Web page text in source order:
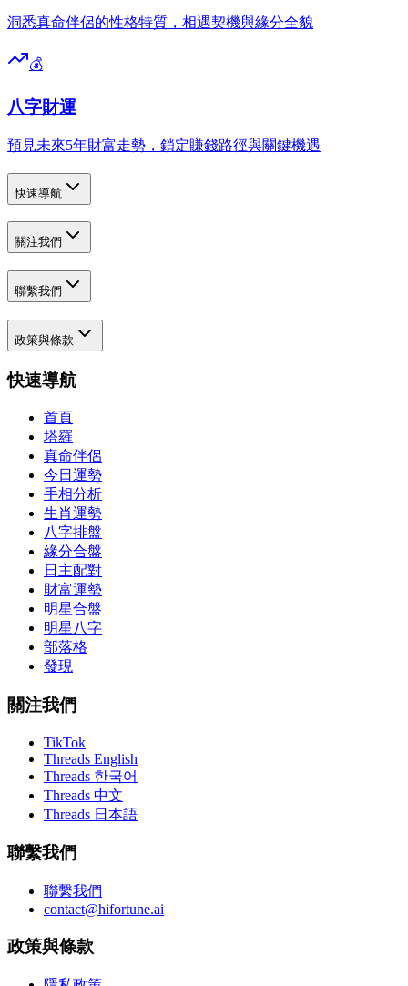
洞悉真命伴侶的性格特質，相遇契機與緣分全貌
💰
八字財運
預見未來5年財富走勢，鎖定賺錢路徑與關鍵機遇
快速導航
關注我們
聯繫我們
政策與條款
快速導航
首頁
塔羅
真命伴侶
今日運勢
手相分析
生肖運勢
八字排盤
緣分合盤
日主配對
財富運勢
明星合盤
明星八字
部落格
發現
關注我們
TikTok
Threads English
Threads 한국어
Threads 中文
Threads 日本語
聯繫我們
聯繫我們
contact@hifortune.ai
政策與條款